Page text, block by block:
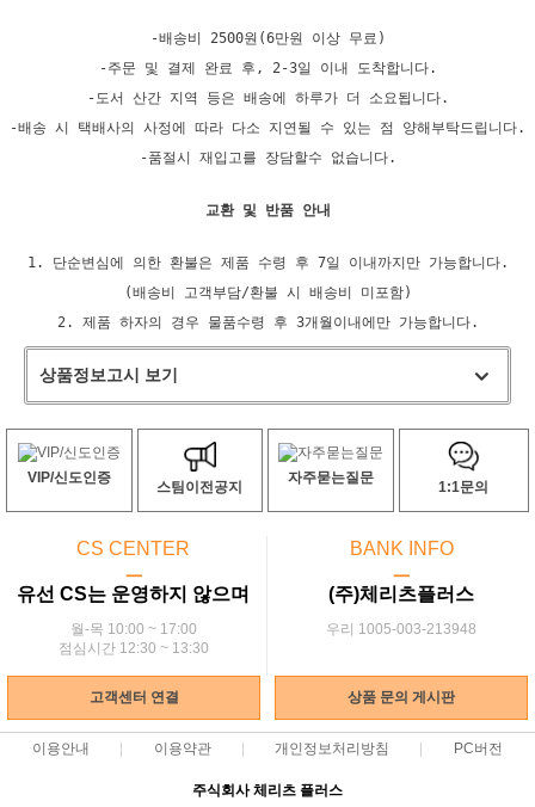
-배송비 2500원(6만원 이상 무료)
-주문 및 결제 완료 후, 2-3일 이내 도착합니다.
-도서 산간 지역 등은 배송에 하루가 더 소요됩니다.
-배송 시 택배사의 사정에 따라 다소 지연될 수 있는 점 양해부탁드립니다.
-품절시 재입고를 장담할수 없습니다.
교환 및 반품 안내
1. 단순변심에 의한 환불은 제품 수령 후 7일 이내까지만 가능합니다.
(배송비 고객부담/환불 시 배송비 미포함)
2. 제품 하자의 경우 물품수령 후 3개월이내에만 가능합니다.
상품정보고시 보기
VIP/신도인증
스팀이전공지
자주묻는질문
1:1문의
CS CENTER
ㅡ
유선 CS는 운영하지 않으며
월-목 10:00 ~ 17:00
점심시간 12:30 ~ 13:30
BANK INFO
ㅡ
(주)체리츠플러스
우리 1005-003-213948
고객센터 연결 상품 문의 게시판
이용안내 이용약관 개인정보처리방침 PC버전
주식회사 체리츠 플러스